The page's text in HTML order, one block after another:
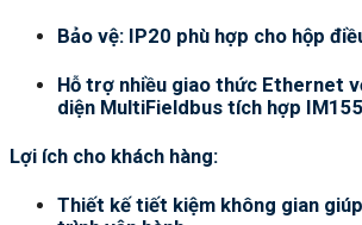
Bảo vệ: IP20 phù hợp cho hộp
Hỗ trợ nhiều giao thức Ethernet
diện MultiFieldbus tích hợp
Lợi ích cho khách hàng:
Thiết kế tiết kiệm không gian